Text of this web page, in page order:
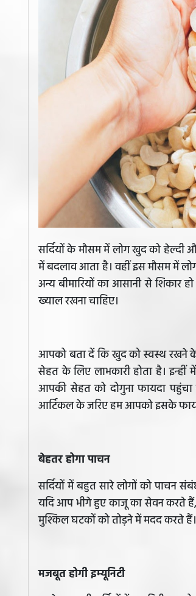
सर्दियों के मौसम में लोग खुद को
में बदलाव आता है। वहीं इस मौसम में
अन्य बीमारियों का आसानी से शिकार
ख्याल रखना चाहिए।
आपको बता दें कि खुद को स्वस्थ रखने के
सेहत के लिए लाभकारी होता है।
आपकी सेहत को दोगुना फायदा
आर्टिकल के जरिए हम आपको इसके
बेहतर होगा पाचन
सर्दियों में बहुत सारे लोगों को पाचन
यदि आप भीगे हुए काजू का सेवन करते
मुश्किल घटकों को तोड़ने में मदद करते
मजबूत होगी इम्यूनिटी